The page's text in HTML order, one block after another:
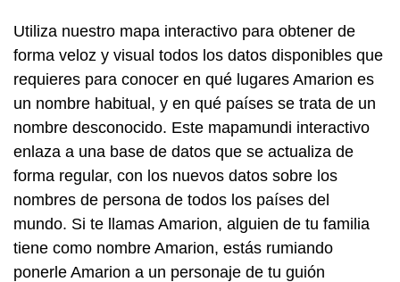
Utiliza nuestro mapa interactivo para obtener de
forma veloz y visual todos los datos disponibles que
requieres para conocer en qué lugares Amarion es
un nombre habitual, y en qué países se trata de un
nombre desconocido. Este mapamundi interactivo
enlaza a una base de datos que se actualiza de
forma regular, con los nuevos datos sobre los
nombres de persona de todos los países del
mundo. Si te llamas Amarion, alguien de tu familia
tiene como nombre Amarion, estás rumiando
ponerle Amarion a un personaje de tu guión